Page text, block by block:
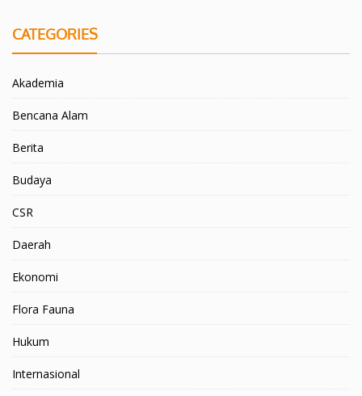
CATEGORIES
Akademia
Bencana Alam
Berita
Budaya
CSR
Daerah
Ekonomi
Flora Fauna
Hukum
Internasional